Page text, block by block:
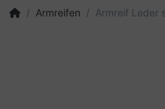
Armreifen Armreif Leder